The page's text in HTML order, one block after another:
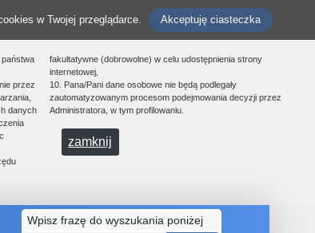
w Twojej przeglądarce. Akceptuję ciasteczka
przez
danych
fakultatywne (dobrowolne) w celu udostępnienia strony
internetowej,
10. Pana/Pani dane osobowe nie będą podlegały
zautomatyzowanym procesom podejmowania decyzji przez
Administratora, w tym profilowaniu.
zamknij
Wpisz frazę do wyszukania poniżej